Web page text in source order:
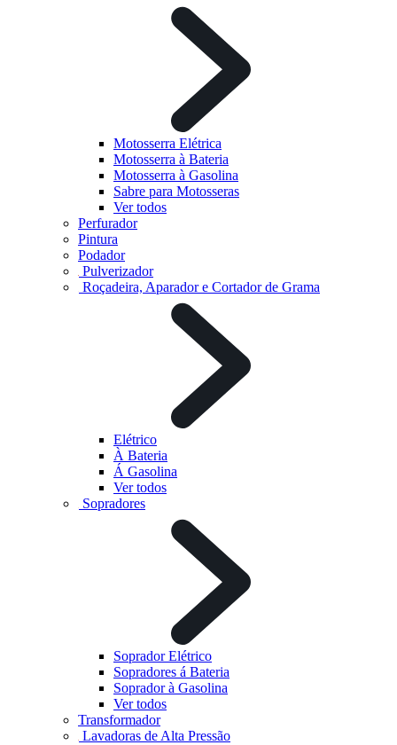
Motosserra Elétrica
Motosserra à Bateria
Motosserra à Gasolina
Sabre para Motosseras
Ver todos
Perfurador
Pintura
Podador
Pulverizador
Roçadeira, Aparador e Cortador de Grama
Elétrico
À Bateria
Á Gasolina
Ver todos
Sopradores
Soprador Elétrico
Sopradores á Bateria
Soprador à Gasolina
Ver todos
Transformador
Lavadoras de Alta Pressão